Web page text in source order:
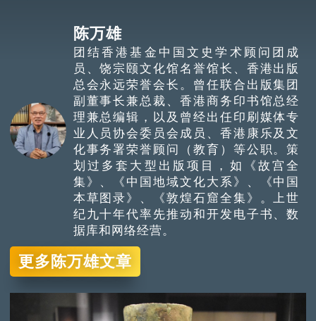
陈万雄
团结香港基金中国文史学术顾问团成
员、饶宗颐文化馆名誉馆长、香港出版
总会永远荣誉会长。曾任联合出版集团
副董事长兼总裁、香港商务印书馆总经
理兼总编辑，以及曾经出任印刷媒体专
业人员协会委员会成员、香港康乐及文
化事务署荣誉顾问（教育）等公职。策
划过多套大型出版项目，如《故宫全
集》、《中国地域文化大系》、《中国
本草图录》、《敦煌石窟全集》。上世
纪九十年代率先推动和开发电子书、数
据库和网络经营。
更多陈万雄文章